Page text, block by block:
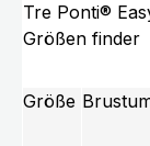
Tre Ponti®
Größen finder
Größe